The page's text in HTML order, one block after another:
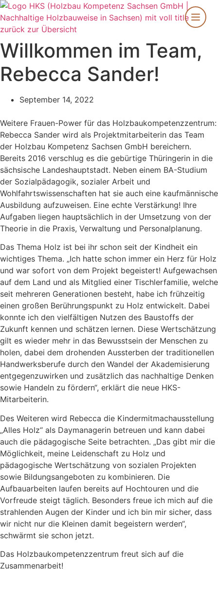
Zum
Inhalt
springen
zurück zur Übersicht
Willkommen im Team,
Rebecca Sander!
September 14, 2022
Weitere Frauen-Power für das Holzbaukompetenzzentrum:
Rebecca Sander wird als Projektmitarbeiterin das Team
der Holzbau Kompetenz Sachsen GmbH bereichern.
Bereits 2016 verschlug es die gebürtige Thüringerin in die
sächsische Landeshauptstadt. Neben einem BA-Studium
der Sozialpädagogik, sozialer Arbeit und
Wohlfahrtswissenschaften hat sie auch eine kaufmännische
Ausbildung aufzuweisen. Eine echte Verstärkung! Ihre
Aufgaben liegen hauptsächlich in der Umsetzung von der
Theorie in die Praxis, Verwaltung und Personalplanung.
Das Thema Holz ist bei ihr schon seit der Kindheit ein
wichtiges Thema. „Ich hatte schon immer ein Herz für Holz
und war sofort von dem Projekt begeistert! Aufgewachsen
auf dem Land und als Mitglied einer Tischlerfamilie, welche
seit mehreren Generationen besteht, habe ich frühzeitig
einen großen Berührungspunkt zu Holz entwickelt. Dabei
konnte ich den vielfältigen Nutzen des Baustoffs der
Zukunft kennen und schätzen lernen. Diese Wertschätzung
gilt es wieder mehr in das Bewusstsein der Menschen zu
holen, dabei dem drohenden Aussterben der traditionellen
Handwerksberufe durch den Wandel der Akademisierung
entgegenzuwirken und zusätzlich das nachhaltige Denken
sowie Handeln zu fördern“, erklärt die neue HKS-
Mitarbeiterin.
Des Weiteren wird Rebecca die Kindermitmachausstellung
„Alles Holz“ als Daymanagerin betreuen und kann dabei
auch die pädagogische Seite betrachten. „Das gibt mir die
Möglichkeit, meine Leidenschaft zu Holz und
pädagogische Wertschätzung von sozialen Projekten
sowie Bildungsangeboten zu kombinieren. Die
Aufbauarbeiten laufen bereits auf Hochtouren und die
Vorfreude steigt täglich. Besonders freue ich mich auf die
strahlenden Augen der Kinder und ich bin mir sicher, dass
wir nicht nur die Kleinen damit begeistern werden“,
schwärmt sie schon jetzt.
Das Holzbaukompetenzzentrum freut sich auf die
Zusammenarbeit!